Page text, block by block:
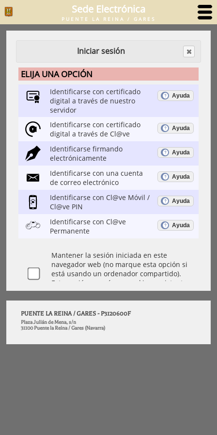
Sede Electrónica
PUENTE LA REINA / GARES
Iniciar sesión
PUENTE LA REINA / GARES - P3120600F
Plaza Julián de Mena, s/n
31100 Puente la Reina / Gares (Navarra)